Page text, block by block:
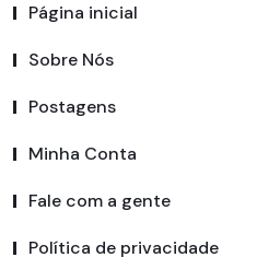
Página inicial
Sobre Nós
Postagens
Minha Conta
Fale com a gente
Política de privacidade